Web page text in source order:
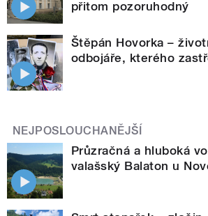
přitom pozoruhodný
Štěpán Hovorka –
odbojáře, kterého
NEJPOSLOUCHANĚJŠÍ
Průzračná a hluboká
valašský Balaton u